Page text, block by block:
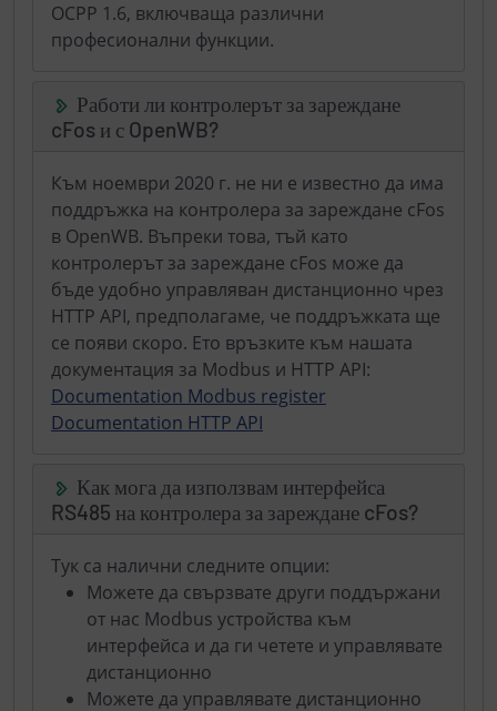
OCPP 1.6, включваща различни
професионални функции.
Работи ли контролерът за зареждане
cFos и с OpenWB?
Към ноември 2020 г. не ни е известно да има
поддръжка на контролера за зареждане cFos
в OpenWB. Въпреки това, тъй като
контролерът за зареждане cFos може да
бъде удобно управляван дистанционно чрез
HTTP API, предполагаме, че поддръжката ще
се появи скоро. Ето връзките към нашата
документация за Modbus и HTTP API:
Documentation Modbus register
Documentation HTTP API
Как мога да използвам интерфейса
RS485 на контролера за зареждане cFos?
Тук са налични следните опции:
Можете да свързвате други поддържани
от нас Modbus устройства към
интерфейса и да ги четете и управлявате
дистанционно
Можете да управлявате дистанционно